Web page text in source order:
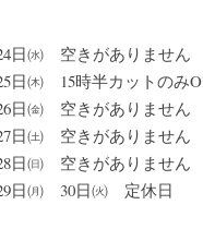
日㈬　空きがありません
日㈭　15時半カットのみ
日㈮　空きがありません
日㈯　空きがありません
日㈰　空きがありません
日㈪　30日㈫　定休日